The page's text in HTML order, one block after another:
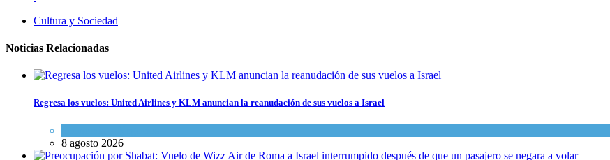
Cultura y Sociedad
Noticias Relacionadas
Regresa los vuelos: United Airlines y KLM anuncian la reanudación de sus vuelos a Israel
8 agosto 2026